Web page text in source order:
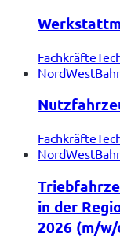
Fachkräfte
Fachkräfte
in der
2026 (m/w/